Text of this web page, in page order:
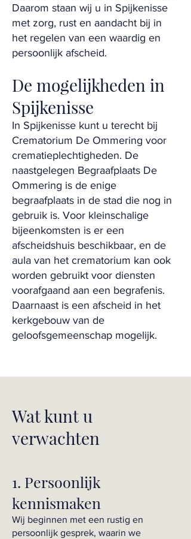
Daarom staan wij u in Spijkenisse
met zorg, rust en aandacht bij in
het regelen van een waardig en
persoonlijk afscheid.
De mogelijkheden in
Spijkenisse
In Spijkenisse kunt u terecht bij
Crematorium De Ommering voor
crematieplechtigheden. De
naastgelegen Begraafplaats De
Ommering is de enige
begraafplaats in de stad die nog in
gebruik is. Voor kleinschalige
bijeenkomsten is er een
afscheidshuis beschikbaar, en de
aula van het crematorium kan ook
worden gebruikt voor diensten
voorafgaand aan een begrafenis.
Daarnaast is een afscheid in het
kerkgebouw van de
geloofsgemeenschap mogelijk.
Wat kunt u
verwachten
1. Persoonlijk
kennismaken
Wij beginnen met een rustig en
persoonlijk gesprek, waarin we